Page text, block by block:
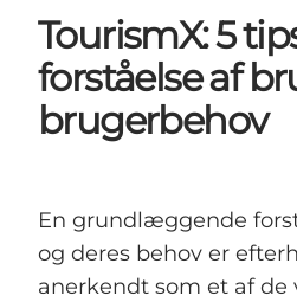
Om Wonderful
TourismX: 5
forståelse af
brugerbehov
En grundlæggende
og deres behov er
anerkendt som et af